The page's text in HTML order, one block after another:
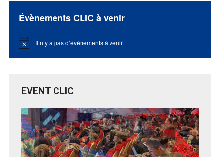
Évènements CLIC à venir
Notice Il n’y a pas d’évènements à venir.
EVENT CLIC